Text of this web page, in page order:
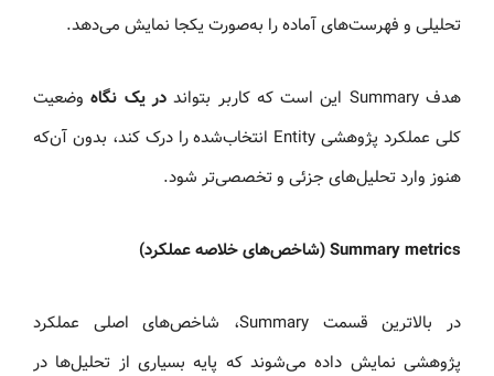
تحلیلی و فهرست‌های آماده را به‌صورت یکجا نمایش می‌دهد.
هدف Summary این است که کاربر بتواند در یک نگاهوضعیت
کلی عملکرد پژوهشی Entity انتخاب‌شده را درک کند، بدون آن‌که
هنوز وارد تحلیل‌های جزئی و تخصصی‌تر شود.
Summary metrics (شاخص‌های خلاصه عملکرد)
در بالاترین قسمت Summary، شاخص‌های اصلی عملکرد
پژوهشی نمایش داده می‌شوند که پایه بسیاری از تحلیل‌ها در